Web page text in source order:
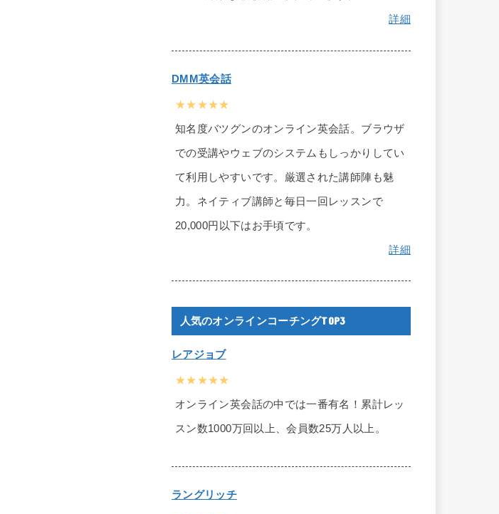
詳細
DMM英会話
★★★★★
知名度バツグンのオンライン英会話。ブラウザ
での受講やウェブのシステムもしっかりしてい
て利用しやすいです。厳選された講師陣も魅
力。ネイティブ講師と毎日一回レッスンで
20,000円以下はお手頃です。
詳細
人気のオンラインコーチングTOP3
レアジョブ
★★★★★
オンライン英会話の中では一番有名！累計レッ
スン数1000万回以上、会員数25万人以上。
ラングリッチ